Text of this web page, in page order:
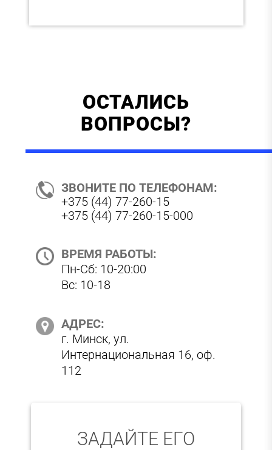
ОСТАЛИСЬ
ВОПРОСЫ?
ЗВОНИТЕ ПО ТЕЛЕФОНАМ:
+375 (44) 77-260-15
+375 (44) 77-260-15-000
ВРЕМЯ РАБОТЫ:
Пн-Сб: 10-20:00
Вс: 10-18
АДРЕС:
г. Минск, ул.
Интернациональная 16, оф.
112
ЗАДАЙТЕ ЕГО